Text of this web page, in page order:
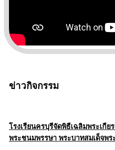
ข่าวกิจกรรม
โรงเรียนครบุรีจัดพิธีเฉลิมพระเกี
พระชนมพรรษา พระบาทสมเด็จพร